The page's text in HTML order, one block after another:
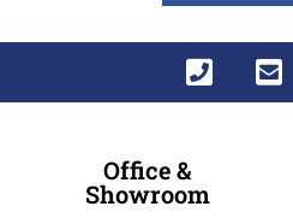
Office &
Showroom